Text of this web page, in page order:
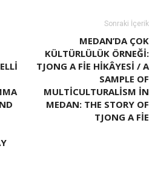
Sonraki İçerik
MEDAN’DA ÇOK
KÜLTÜRLÜLÜK ÖRNEĞI:
TJONG A FIE HIKÂYESI / A
SAMPLE OF
MULTICULTURALISM IN
MEDAN: THE STORY OF
TJONG A FIE